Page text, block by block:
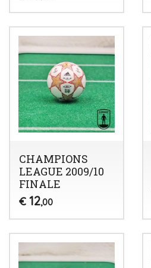
CHAMPIONS
LEAGUE 2009/10
FINALE
€ 12,00